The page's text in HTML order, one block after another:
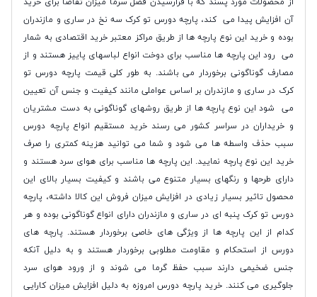
از محصولات مورد پسند که با فرارسیدن فصل سرما میزان تقاضا برای خرید
آن افزایش پیدا می کند، پارچه دورس تو کرک سه نخ در ساری و مازندران
بوده و خرید این نوع پارچه ها از طریق مراکز معتبر خرید اقتصادی به شمار
می رود این پارچه ها مناسب برای دوخت انواع لباسهای پاییز هستند و از
مصارف گوناگونی برخوردار می باشند. به طور کلی قیمت پارچه دورس تو
کرک در ساری و مازندران بر اساس عواملی مانند کیفیت و جنس آن تعیین
می شود این نوع پارچه ها از طریق روشهای گوناگونی به دست مشتریان
و خریداران در سراسر کشور می رسند خرید مستقیم انواع پارچه دورس
سبب حذف واسطه ها می شود و شما می توانید هزینه کمتری را صرف
خرید این نوع پارچه نمایید. این پارچه ها مناسب برای هوای سرد هستند و
دارای طرحها و رنگهای بسیار متنوع می باشند و کیفیت بسیار بالای این
محصول تاثیر بسیار زیادی در افزایش میزان فروش این کالا داشته، پارچه
دورس تو کرک پنبه ای در ساری و مازندران دارای انواع گوناگونی بوده و هر
کدام از این پارچه ها از ویژگی های خاصی برخوردار هستند. پارچه های
دورس از استحکام و مقاومت مطلوبی برخوردار هستند و به دلیل آنکه
جنس ضخیمی دارند سبب حفظ گرما می شوند و از ورود هوای سرد
جلوگیری می کنند. خرید پارچه دورس امروزه به دلیل افزایش میزان کارایی